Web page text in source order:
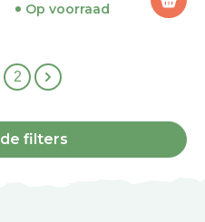
Op voorraad
2
filters